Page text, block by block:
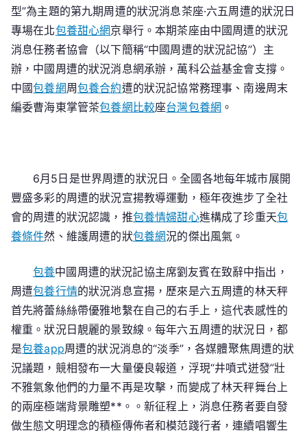
遭
的
況
消
息
茶
五
周
遭
的
日
專
場
專
包
養
心
得
在
型”為主題的第九期周遭的狀況消息茶座·六五周遭的狀況日
專場在北包養甜心網京舉行。本期茶座由中國周遭的狀況
消息任務者協會（以下簡稱“中國周遭的狀況記協”）主
辦，中國周遭的狀況消息網承辦，萬科公益基金會支撐。
中國包養網周包養合約遭的狀況記協常務理事、南邊周末
編委曹海東掌管茶包養網比較座台灣包養網 。
6月5日是世界周遭的狀況日。全國各地每年城市展開
豐盛多彩的周遭的狀況宣揚教導運動，極年夜進步了全社
會的周遭的狀況認識，推包養情婦甜心進構成了珍重天包
養條件然、維護周遭的狀包養網況的傑出風氣。
包養中國周遭的狀況記協主席劉友賓在致辭中指出，
周遭包養行情的狀況消息宣揚，歷來是六五周遭的林天秤
首先將蕾絲絲帶優雅地繫在自己的右手上，這代表感性的
權重。狀況日靚麗的景致線。每年六五周遭的狀況日，都
是包養app周遭的狀況消息的“淡季”，各媒體聚焦周遭的狀
況議題，競相發布一大量優良報道，浮現“井噴式迸發”壯
不雅氣象他們的力量不再是攻擊，而變成了林天秤舞台上
的兩座極端背景雕塑**。。新征程上，消息任務者要自發
做生態文明理念的積極傳佈者和模范踐行者，連續唱響生